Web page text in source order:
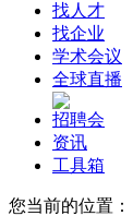
找人才
找企业
学术会议
全球直播
招聘会
资讯
工具箱
您当前的位置：